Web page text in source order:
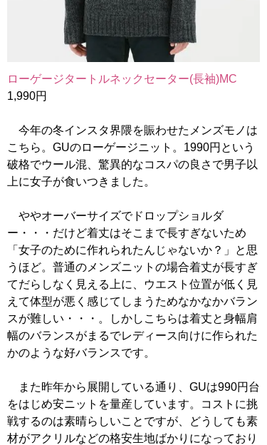
ローゲージタートルネックセーター(長袖)MC
1,990円
今年の冬インスタ界隈を賑わせたメンズモノは
こちら。GUのローゲージニット。1990円という
破格でウール混、驚異的なコスパの良さで男子以
上に女子が食いつきました。
ややオーバーサイズでドロップショルダ
ー・・・だけど着丈はそこまで長すぎないため
「女子のために作れられたんじゃないか？」と思
うほど。普通のメンズニットの場合着丈が長すぎ
てだらしなく見える上に、ウエスト位置が低く見
えて体型が悪く感じてしまうためなかなかバラン
スが難しい・・・。しかしこちらは着丈と身幅肩
幅のバランスがまるでレディース向けに作られた
かのような好バランスです。
また昨年から展開している通り、GUは990円台
をはじめ安ニットを量産しています。コストに挑
戦するのは素晴らしいことですが、どうしても素
材がアクリルなどの格安生地ばかりになっており